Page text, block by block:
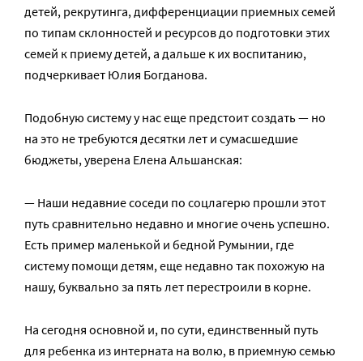
детей, рекрутинга, дифференциации приемных семей
по типам склонностей и ресурсов до подготовки этих
семей к приему детей, а дальше к их воспитанию,
подчеркивает Юлия Богданова.
Подобную систему у нас еще предстоит создать — но
на это не требуются десятки лет и сумасшедшие
бюджеты, уверена Елена Альшанская:
— Наши недавние соседи по соцлагерю прошли этот
путь сравнительно недавно и многие очень успешно.
Есть пример маленькой и бедной Румынии, где
систему помощи детям, еще недавно так похожую на
нашу, буквально за пять лет перестроили в корне.
На сегодня основной и, по сути, единственный путь
для ребенка из интерната на волю, в приемную семью